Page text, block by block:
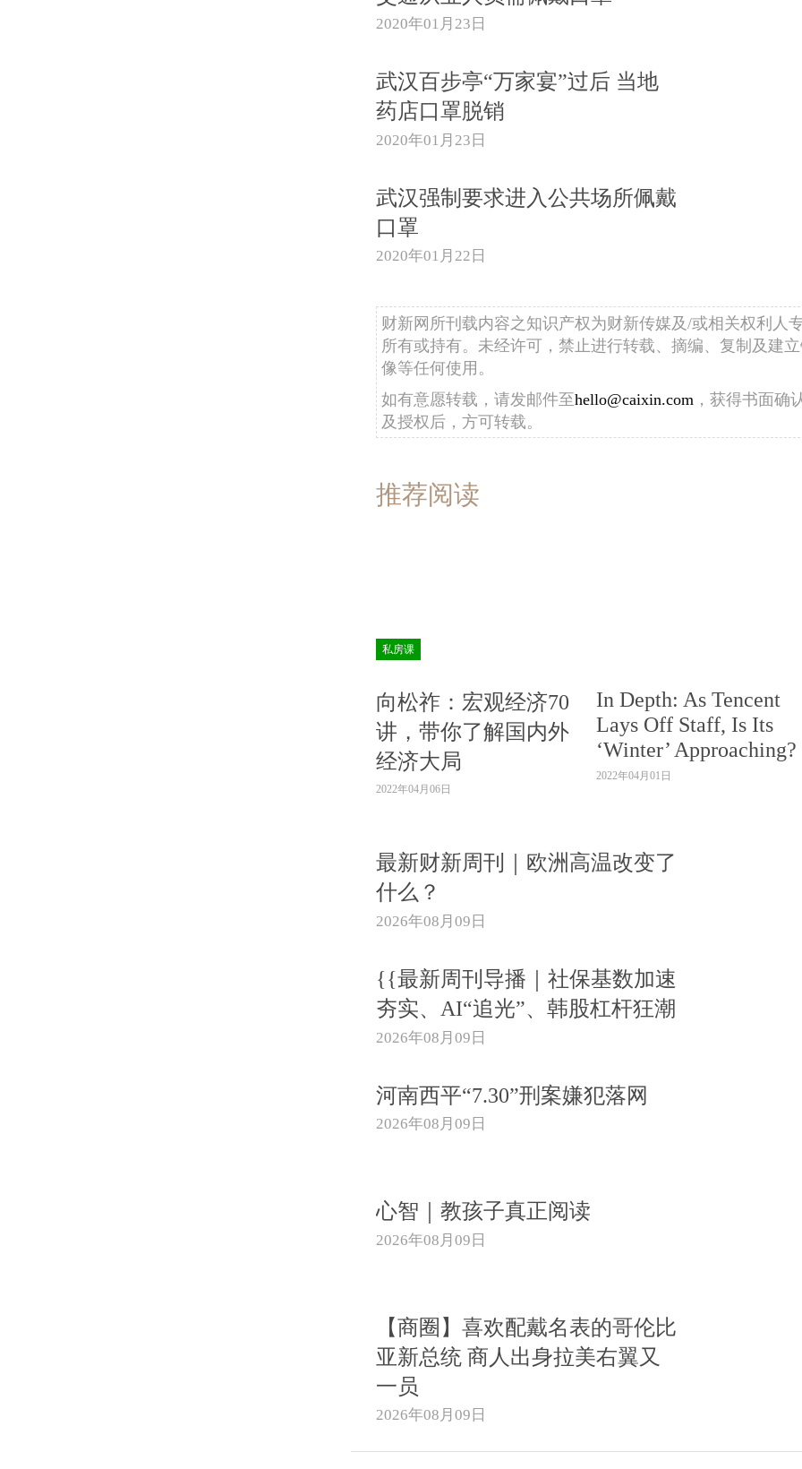
2020年01月23日
武汉百步亭“万家宴”过后 当地
药店口罩脱销
2020年01月23日
武汉强制要求进入公共场所佩戴
口罩
2020年01月22日
财新网所刊载内容之知识产权为财新传媒及/或相关权利人
所有或持有。未经许可，禁止进行转载、摘编、复制及建
像等任何使用。
如有意愿转载，请发邮件至hello@caixin.com ，获得书面确
及授权后，方可转载。
推荐阅读
私房课
向松祚：宏观经济70
讲，带你了解国内外
经济大局
2022年04月06日
In Depth: As Tencent
Lays Off Staff, Is Its
‘Winter’ Approaching?
2022年04月01日
最新财新周刊｜欧洲高温改变了
什么？
2026年08月09日
{{最新周刊导播｜社保基数加速
夯实、AI“追光”、韩股杠杆狂潮
2026年08月09日
河南西平“7.30”刑案嫌犯落网
2026年08月09日
心智｜教孩子真正阅读
2026年08月09日
【商圈】喜欢配戴名表的哥伦比
亚新总统 商人出身拉美右翼又
一员
2026年08月09日